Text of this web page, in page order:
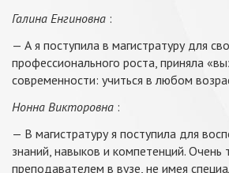
Галина Енгиновна :
— А я поступила в магистратуру для
профессионального роста, приняла
современности: учиться в любом
Нонна Викторовна :
— В магистратуру я поступила для
знаний, навыков и компетенций. Очень
преподавателем в вузе, не имея